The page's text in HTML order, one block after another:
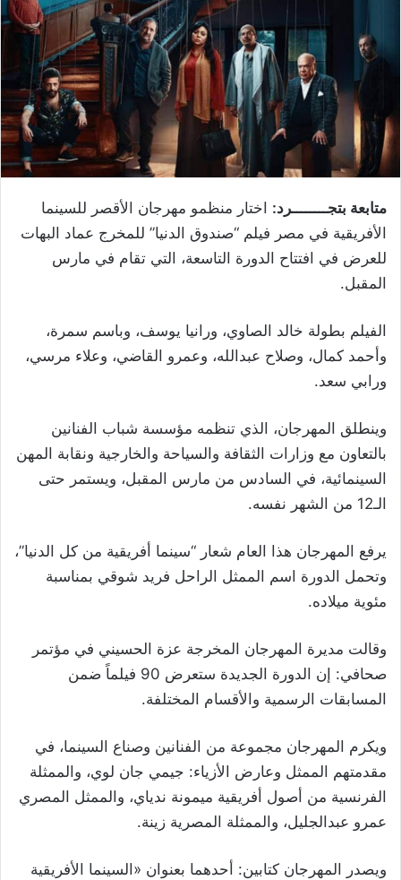
متابعة بتجــــــــرد: اختار منظمو مهرجان الأقصر للسينما
الأفريقية في مصر فيلم “صندوق الدنيا” للمخرج عماد البهات
للعرض في افتتاح الدورة التاسعة، التي تقام في مارس
المقبل.
الفيلم بطولة خالد الصاوي، ورانيا يوسف، وباسم سمرة،
وأحمد كمال، وصلاح عبدالله، وعمرو القاضي، وعلاء مرسي،
ورابي سعد.
وينطلق المهرجان، الذي تنظمه مؤسسة شباب الفنانين
بالتعاون مع وزارات الثقافة والسياحة والخارجية ونقابة المهن
السينمائية، في السادس من مارس المقبل، ويستمر حتى
الـ12 من الشهر نفسه.
يرفع المهرجان هذا العام شعار “سينما أفريقية من كل الدنيا”،
وتحمل الدورة اسم الممثل الراحل فريد شوقي بمناسبة
مئوية ميلاده.
وقالت مديرة المهرجان المخرجة عزة الحسيني في مؤتمر
صحافي: إن الدورة الجديدة ستعرض 90 فيلماً ضمن
المسابقات الرسمية والأقسام المختلفة.
ويكرم المهرجان مجموعة من الفنانين وصناع السينما، في
مقدمتهم الممثل وعارض الأزياء: جيمي جان لوي، والممثلة
الفرنسية من أصول أفريقية ميمونة ندياي، والممثل المصري
عمرو عبدالجليل، والممثلة المصرية زينة.
ويصدر المهرجان كتابين: أحدهما بعنوان «السينما الأفريقية